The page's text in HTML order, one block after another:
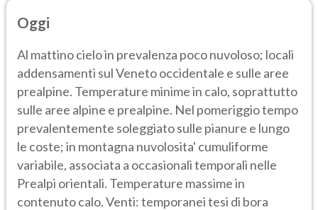
Oggi
Al mattino cielo in prevalenza poco nuvoloso; locali
addensamenti sul Veneto occidentale e sulle aree
prealpine. Temperature minime in calo, soprattutto
sulle aree alpine e prealpine. Nel pomeriggio tempo
prevalentemente soleggiato sulle pianure e lungo
le coste; in montagna nuvolosita' cumuliforme
variabile, associata a occasionali temporali nelle
Prealpi orientali. Temperature massime in
contenuto calo. Venti: temporanei tesi di bora